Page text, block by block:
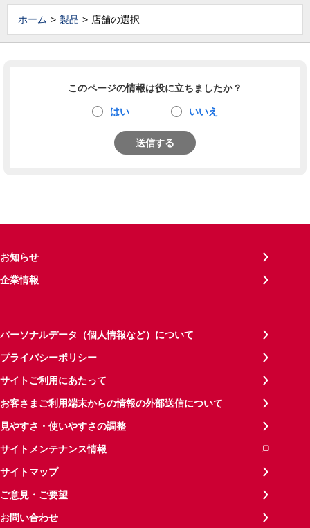
ホーム 製品 店舗の選択
このページの情報は役に立ちましたか？
はい いいえ
送信する
お知らせ
企業情報
パーソナルデータ（個人情報など）について
プライバシーポリシー
サイトご利用にあたって
お客さまご利用端末からの情報の外部送信について
見やすさ・使いやすさの調整
サイトメンテナンス情報
サイトマップ
ご意見・ご要望
お問い合わせ